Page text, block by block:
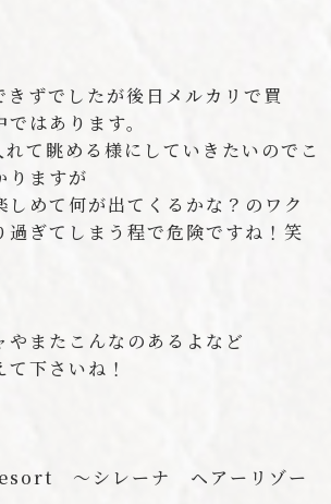
きずでしたが後日メルカリで買
はあります。
れて眺める様にしていきたいのでこ
りますが
しめて何が出てくるかな？のワク
過ぎてしまう程で危険ですね！笑
やまたこんなのあるよなど
下さいね！
～シレーナ ヘアーリゾー